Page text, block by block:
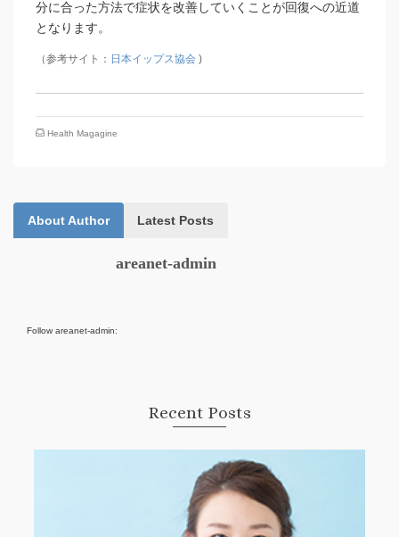
分に合った方法で症状を改善していくことが回復への近道
となります。
（参考サイト： 日本イップス協会 )
Health Magagine
About Author Latest Posts
Follow areanet-admin:
areanet-admin
Recent Posts